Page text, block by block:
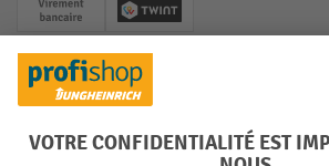
Paiement anticipé
Twint
Réseaux sociaux
Facebook
YouTube
LinkedIn
Instagram